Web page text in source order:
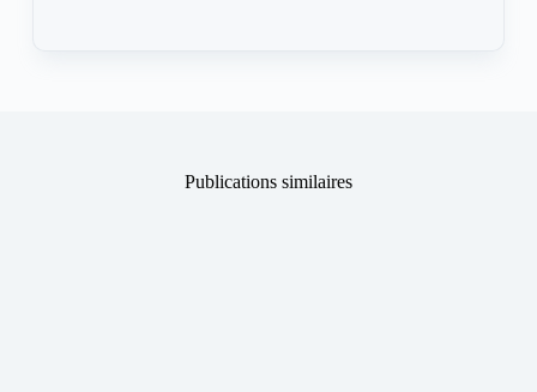
Publications similaires